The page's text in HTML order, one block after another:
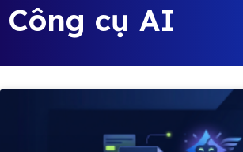
Công cụ AI